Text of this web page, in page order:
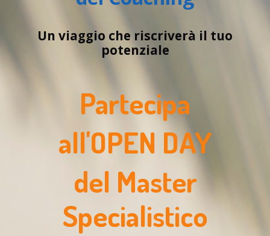
Un viaggio che riscriverà il tuo
potenziale
Partecipa
all'OPEN DAY
del Master
Specialistico